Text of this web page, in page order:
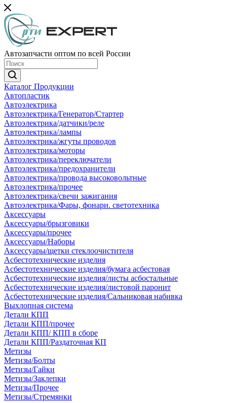
Автозапчасти оптом по всей России
Каталог Продукции
Автопластик
Автоэлектрика
Автоэлектрика/Генератор/Стартер
Автоэлектрика/датчики/реле
Автоэлектрика/лампы
Автоэлектрика/жгуты проводов
Автоэлектрика/моторы
Автоэлектрика/переключатели
Автоэлектрика/предохранители
Автоэлектрика/провода высоковольтные
Автоэлектрика/прочее
Автоэлектрика/свечи зажигания
Автоэлектрика/Фары, фонари. светотехника
Аксессуары
Аксессуары/брызговики
Аксессуары/прочее
Аксессуары/Наборы
Аксессуары/щетки стеклоочистителя
Асбестотехнические изделия
Асбестотехнические изделия/бумага асбестовая
Асбестотехнические изделия/листы асбостальные
Асбестотехнические изделия/листовой паронит
Асбестотехнические изделия/Сальниковая набивка
Выхлопная система
Детали КПП
Детали КПП/прочее
Детали КПП/ КПП в сборе
Детали КПП/Раздаточная КП
Метизы
Метизы/Болты
Метизы/Гайки
Метизы/Заклепки
Метизы/Прочее
Метизы/Стремянки